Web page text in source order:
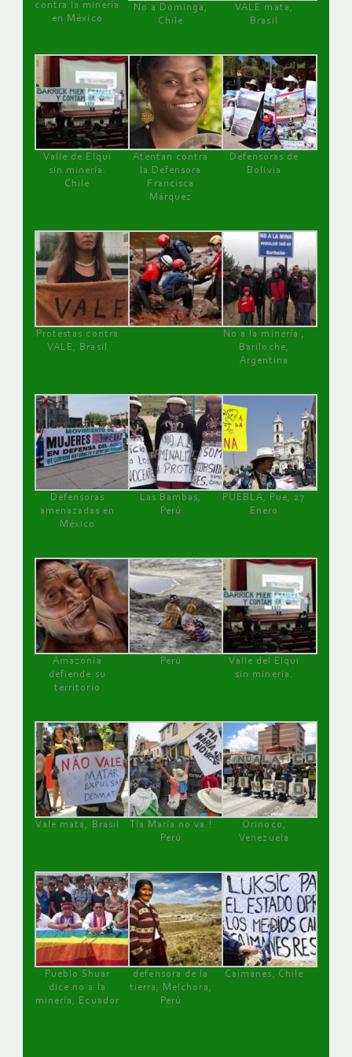
contra la minería
en México
No a Dominga,
Chile
VALE mata,
Brasil
Valle de Elqui
sin minería.
Chile
Atentan contra
la Defensora
Francisca
Márquez
Defensoras de
Bolivia
Protestas contra
VALE, Brasil
No a la minería ,
Bariloche,
Argentina
Defensoras
amenazadas en
México
Las Bambas,
Perú
PUEBLA, Pue, 27
Enero
Amazonía
defiende su
territorio
Perú
Valle del Elqui
sin minería.
Vale mata, Brasil
Tía María no va !
Perú
Orinoco,
Venezuela
Pueblo Shuar
dice no a la
minería, Ecuador
defensora de la
tierra, Melchora,
Perú
Caimanes, Chile